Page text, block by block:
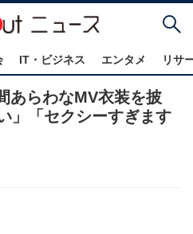
IT・ビジネス エンタメ リサ
あらわなMV衣装を披
」「セクシーすぎます